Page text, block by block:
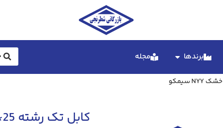
برندها مجله
کابل تک رشته 25*1 خشک NYY سیمکو